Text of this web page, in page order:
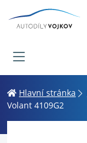
Hlavní stránka
Volant 4109G2